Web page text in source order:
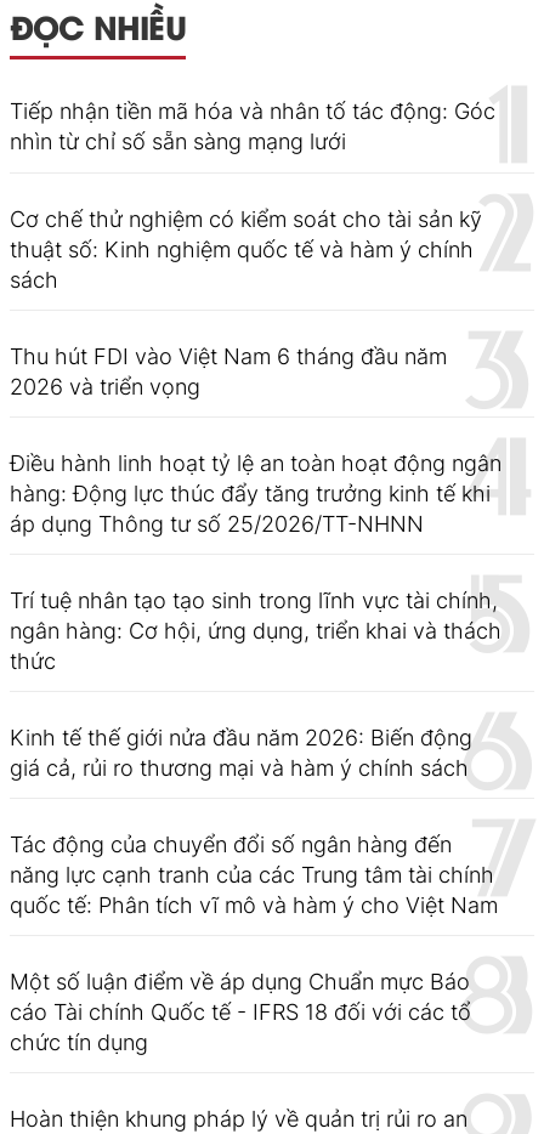
ĐỌC NHIỀU
Tiếp nhận tiền mã hóa và nhân tố tác động: Góc
nhìn từ chỉ số sẵn sàng mạng lưới
Cơ chế thử nghiệm có kiểm soát cho tài sản kỹ
thuật số: Kinh nghiệm quốc tế và hàm ý chính
sách
Thu hút FDI vào Việt Nam 6 tháng đầu năm
2026 và triển vọng
Điều hành linh hoạt tỷ lệ an toàn hoạt động ngân
hàng: Động lực thúc đẩy tăng trưởng kinh tế khi
áp dụng Thông tư số 25/2026/TT-NHNN
Trí tuệ nhân tạo tạo sinh trong lĩnh vực tài chính,
ngân hàng: Cơ hội, ứng dụng, triển khai và thách
thức
Kinh tế thế giới nửa đầu năm 2026: Biến động
giá cả, rủi ro thương mại và hàm ý chính sách
Tác động của chuyển đổi số ngân hàng đến
năng lực cạnh tranh của các Trung tâm tài chính
quốc tế: Phân tích vĩ mô và hàm ý cho Việt Nam
Một số luận điểm về áp dụng Chuẩn mực Báo
cáo Tài chính Quốc tế - IFRS 18 đối với các tổ
chức tín dụng
Hoàn thiện khung pháp lý về quản trị rủi ro an